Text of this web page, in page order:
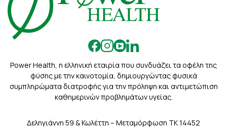
Power Health, η ελληνική εταιρία που συνδυάζει τα οφέλη της
φύσης με την καινοτομία, δημιουργώντας φυσικά
συμπληρώματα διατροφής για την πρόληψη και αντιμετώπιση
καθημερινών προβλημάτων υγείας.
Δεληγιάννη 59 & Κωλέττη – Μεταμόρφωση ΤΚ 14452